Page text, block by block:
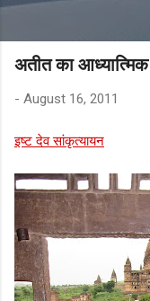
अतीत का
- August 16, 2011
इष्ट देव सांकृत्यायन